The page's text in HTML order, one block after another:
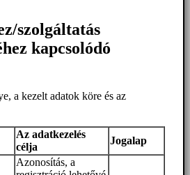
szolgáltatás
kapcsolódó
a kezelt adatok köre és az
Az adatkezelés
célja
Jogalap
Azonosítás, a